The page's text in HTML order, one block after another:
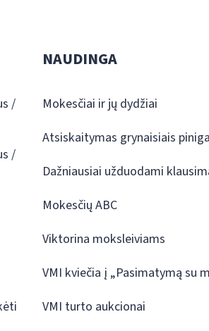
/
/
NAUDINGA
Mokesčiai ir jų dydžiai
Atsiskaitymas grynaisiais
Dažniausiai užduodami
Mokesčių ABC
Viktorina moksleiviams
VMI kviečia į „Pasimatymą su
VMI turto aukcionai